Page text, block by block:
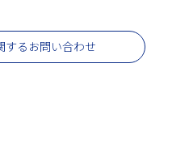
するお問い合わせ